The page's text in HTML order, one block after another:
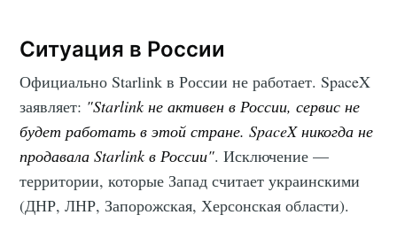
Ситуация в России
Официально Starlink в России не работает. SpaceX
заявляет: "Starlink не активен в России, сервис не
будет работать в этой стране. SpaceX никогда не
продавала Starlink в России". Исключение —
территории, которые Запад считает украинскими
(ДНР, ЛНР, Запорожская, Херсонская области).